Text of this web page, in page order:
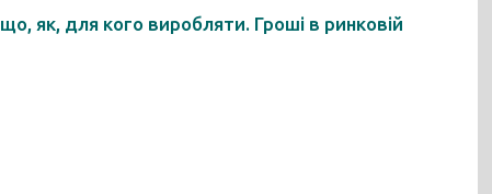
як, для кого виробляти. Гроші в ринковій